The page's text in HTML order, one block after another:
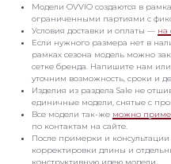
Модели OVVIO создаются в
ограниченными партиями с
Условия доставки и оплаты — на
Если нужного размера нет в
рамках сезона модель можно
сетке бренда. Напишите нам
уточним возможность, сроки и
Изделия из раздела Sale не
единичные модели, снятые с
Все модели так-же можно
по контактам на сайте.
После примерки и консультации
корректировки длины и